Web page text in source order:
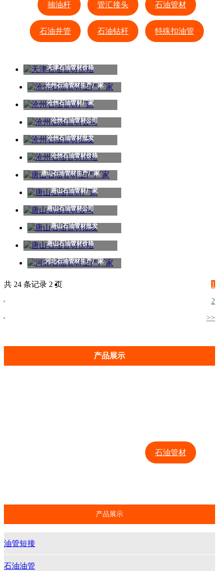
抽油杆 管汇接头 石油管材
石油井管 石油钻杆 特殊扣油管
天津石油管材价格
沧州石油管材生产厂家
沧州石油管材厂家
沧州石油管材公司
沧州石油管材批发
沧州石油管材价格
唐山石油管材生产厂家
唐山石油管材厂家
唐山石油管材公司
唐山石油管材批发
唐山石油管材价格
河北石油管材生产厂家
共 24 条记录 2 页
1
2
>>
产品展示
石油管材
产品展示
油管短接
石油油管